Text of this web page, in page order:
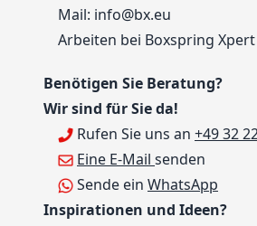
Mail: info@bx.eu
Arbeiten bei Boxspring Xpert
Benötigen Sie Beratung?
Wir sind für Sie da!
Rufen Sie uns an +49 32
Eine E-Mail senden
Sende ein WhatsApp
Inspirationen und Ideen?